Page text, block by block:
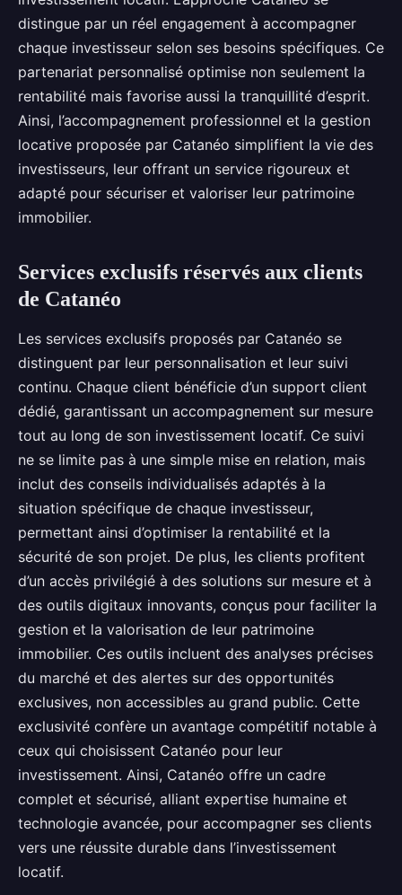
distingue par un réel engagement à accompagner
chaque investisseur selon ses besoins spécifiques. Ce
partenariat personnalisé optimise non seulement la
rentabilité mais favorise aussi la tranquillité d’esprit.
Ainsi, l’accompagnement professionnel et la gestion
locative proposée par Catanéo simplifient la vie des
investisseurs, leur offrant un service rigoureux et
adapté pour sécuriser et valoriser leur patrimoine
immobilier.
Services exclusifs réservés aux clients
de Catanéo
Les services exclusifs proposés par Catanéo se
distinguent par leur personnalisation et leur suivi
continu. Chaque client bénéficie d’un support client
dédié, garantissant un accompagnement sur mesure
tout au long de son investissement locatif. Ce suivi
ne se limite pas à une simple mise en relation, mais
inclut des conseils individualisés adaptés à la
situation spécifique de chaque investisseur,
permettant ainsi d’optimiser la rentabilité et la
sécurité de son projet. De plus, les clients profitent
d’un accès privilégié à des solutions sur mesure et à
des outils digitaux innovants, conçus pour faciliter la
gestion et la valorisation de leur patrimoine
immobilier. Ces outils incluent des analyses précises
du marché et des alertes sur des opportunités
exclusives, non accessibles au grand public. Cette
exclusivité confère un avantage compétitif notable à
ceux qui choisissent Catanéo pour leur
investissement. Ainsi, Catanéo offre un cadre
complet et sécurisé, alliant expertise humaine et
technologie avancée, pour accompagner ses clients
vers une réussite durable dans l’investissement
locatif.